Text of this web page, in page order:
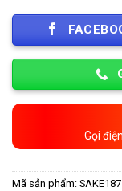
Gọi
Mã sản phẩm: SAKE187